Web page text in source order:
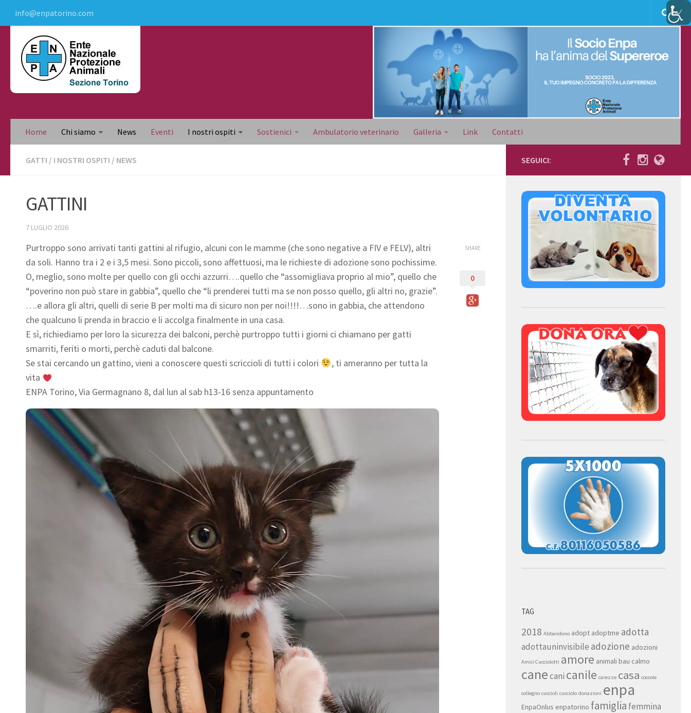
info@enpatorino.com
Home Chi siamo News Eventi I nostri ospiti Sostienici Ambulatorio veterinario Galleria Link Contatti
GATTI / I NOSTRI OSPITI / NEWS
GATTINI
7 LUGLIO 2026
Purtroppo sono arrivati tanti gattini al rifugio, alcuni con le mamme (che sono negative a FIV e FELV), altri
da soli. Hanno tra i 2 e i 3,5 mesi. Sono piccoli, sono affettuosi, ma le richieste di adozione sono pochissime.
O, meglio, sono molte per quello con gli occhi azzurri….quello che “assomigliava proprio al mio”, quello che
“poverino non può stare in gabbia”, quello che “li prenderei tutti ma se non posso quello, gli altri no, grazie”.
….e allora gli altri, quelli di serie B per molti ma di sicuro non per noi!!!!…sono in gabbia, che attendono
che qualcuno li prenda in braccio e li accolga finalmente in una casa.
E sì, richiediamo per loro la sicurezza dei balconi, perchè purtroppo tutti i giorni ci chiamano per gatti
smarriti, feriti o morti, perchè caduti dal balcone.
Se stai cercando un gattino, vieni a conoscere questi scriccioli di tutti i colori
, ti ameranno per tutta la
vita
ENPA Torino, Via Germagnano 8, dal lun al sab h13-16 senza appuntamento
SHARE
0
SEGUICI:
TAG
2018 Abbandono adopt adoptme adotta
adottauninvisibile adozione adozioni
Amici Cucciolotti amore animali bau calmo
canecani canile carezze casa coccole
collegno cuccioli cucciolo donazioni enpa
EnpaOnlus enpatorino famiglia femmina